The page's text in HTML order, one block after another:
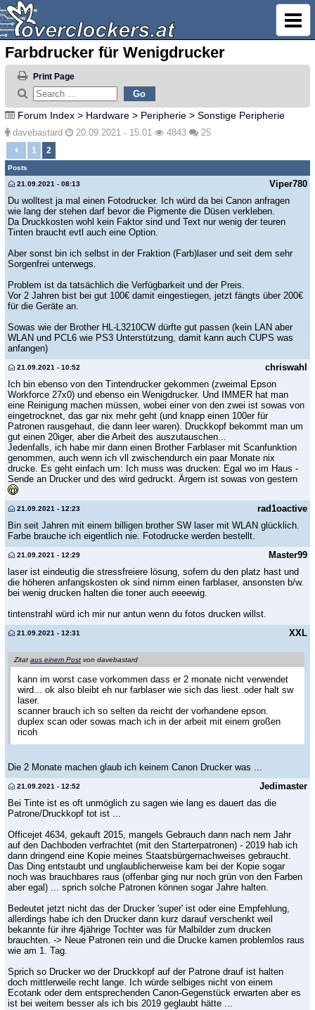
Farbdrucker für Wenigdrucker
Print Page
Forum Index > Hardware > Peripherie > Sonstige Peripherie
davebastard 20.09.2021 - 15:01 4843 25
1 2
Posts
Viper780
21.09.2021 - 08:13
Du wolltest ja mal einen Fotodrucker. Ich würd da bei Canon anfragen
wie lang der stehen darf bevor die Pigmente die Düsen verkleben.
Da Druckkosten wohl kein Faktor sind und Text nur wenig der teuren
Tinten braucht evtl auch eine Option.
Aber sonst bin ich selbst in der Fraktion (Farb)laser und seit dem sehr
Sorgenfrei unterwegs.
Problem ist da tatsächlich die Verfügbarkeit und der Preis.
Vor 2 Jahren bist bei gut 100€ damit eingestiegen, jetzt fängts über 200€
für die Geräte an.
Sowas wie der Brother HL-L3210CW dürfte gut passen (kein LAN aber
WLAN und PCL6 wie PS3 Unterstützung, damit kann auch CUPS was
anfangen)
chriswahl
21.09.2021 - 10:52
Ich bin ebenso von den Tintendrucker gekommen (zweimal Epson
Workforce 27x0) und ebenso ein Wenigdrucker. Und IMMER hat man
eine Reinigung machen müssen, wobei einer von den zwei ist sowas von
eingetrocknet, das gar nix mehr geht (und knapp einen 100er für
Patronen rausgehaut, die dann leer waren). Druckkopf bekommt man um
gut einen 20iger, aber die Arbeit des auszutauschen...
Jedenfalls, ich habe mir dann einen Brother Farblaser mit Scanfunktion
genommen, auch wenn ich vll zwischendurch ein paar Monate nix
drucke. Es geht einfach um: Ich muss was drucken: Egal wo im Haus -
Sende an Drucker und des wird gedruckt. Ärgern ist sowas von gestern
rad1oactive
21.09.2021 - 12:23
Bin seit Jahren mit einem billigen brother SW laser mit WLAN glücklich.
Farbe brauche ich eigentlich nie. Fotodrucke werden bestellt.
Master99
21.09.2021 - 12:29
laser ist eindeutig die stressfreiere lösung, sofern du den platz hast und
die höheren anfangskosten ok sind nimm einen farblaser, ansonsten b/w.
bei wenig drucken halten die toner auch eeeewig.
tintenstrahl würd ich mir nur antun wenn du fotos drucken willst.
XXL
21.09.2021 - 12:31
Zitat aus einem Post von davebastard
kann im worst case vorkommen dass er 2 monate nicht verwendet
wird... ok also bleibt eh nur farblaser wie sich das liest..oder halt sw
laser.
scanner brauch ich so selten da reicht der vorhandene epson.
duplex scan oder sowas mach ich in der arbeit mit einem großen
ricoh
Die 2 Monate machen glaub ich keinem Canon Drucker was ...
Jedimaster
21.09.2021 - 12:52
Bei Tinte ist es oft unmöglich zu sagen wie lang es dauert das die
Patrone/Druckkopf tot ist ...
Officejet 4634, gekauft 2015, mangels Gebrauch dann nach nem Jahr
auf den Dachboden verfrachtet (mit den Starterpatronen) - 2019 hab ich
dann dringend eine Kopie meines Staatsbürgernachweises gebraucht.
Das Ding entstaubt und unglaublicherweise kam bei der Kopie sogar
noch was brauchbares raus (offenbar ging nur noch grün von den Farben
aber egal) ... sprich solche Patronen können sogar Jahre halten.
Bedeutet jetzt nicht das der Drucker 'super' ist oder eine Empfehlung,
allerdings habe ich den Drucker dann kurz darauf verschenkt weil
bekannte für ihre 4jährige Tochter was für Malbilder zum drucken
brauchten. -> Neue Patronen rein und die Drucke kamen problemlos raus
wie am 1. Tag.
Sprich so Drucker wo der Druckkopf auf der Patrone drauf ist halten
doch mittlerweile recht lange. Ich würde selbiges nicht von einem
Ecotank oder dem entsprechenden Canon-Gegenstück erwarten aber es
ist bei weitem besser als ich bis 2019 geglaubt hätte ...